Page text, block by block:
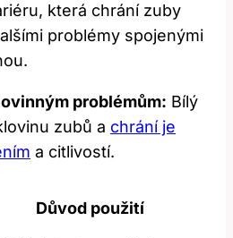
která chrání zuby
problémy spojenými
problémům: Bílý
zubů a chrání je
a citlivostí.
Důvod ⁤použití